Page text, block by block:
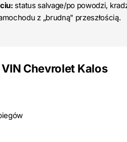
status salvage/po powodzi,
z „brudną" przeszłością.
Chevrolet Kalos